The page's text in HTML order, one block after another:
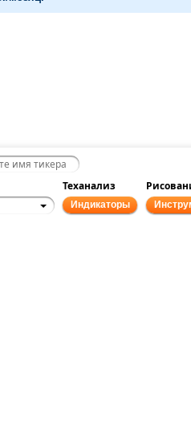
Теханализ
Индикаторы